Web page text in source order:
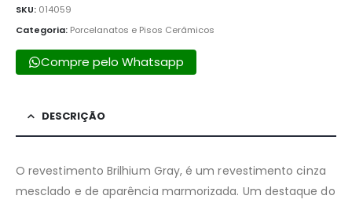
SKU: 014059
Categoria: Porcelanatos e Pisos Cerâmicos
Compre pelo Whatsapp
DESCRIÇÃO
O revestimento Brilhium Gray, é um revestimento cinza
mesclado e de aparência marmorizada. Um destaque do